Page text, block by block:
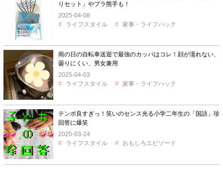
りセット」やプラ熊手も！
2025-04-08
ライフスタイル
家事・ライフハック
雨の日の自転車送迎で最強のカッパはコレ！顔が濡れない、
曇りにくい、男女兼用
2025-04-03
ライフスタイル
家事・ライフハック
テンポ良すぎっ！笑いのセンス光る小学二年生の「国語」珍
回答に爆笑
2025-03-24
ライフスタイル
おもしろエピソード